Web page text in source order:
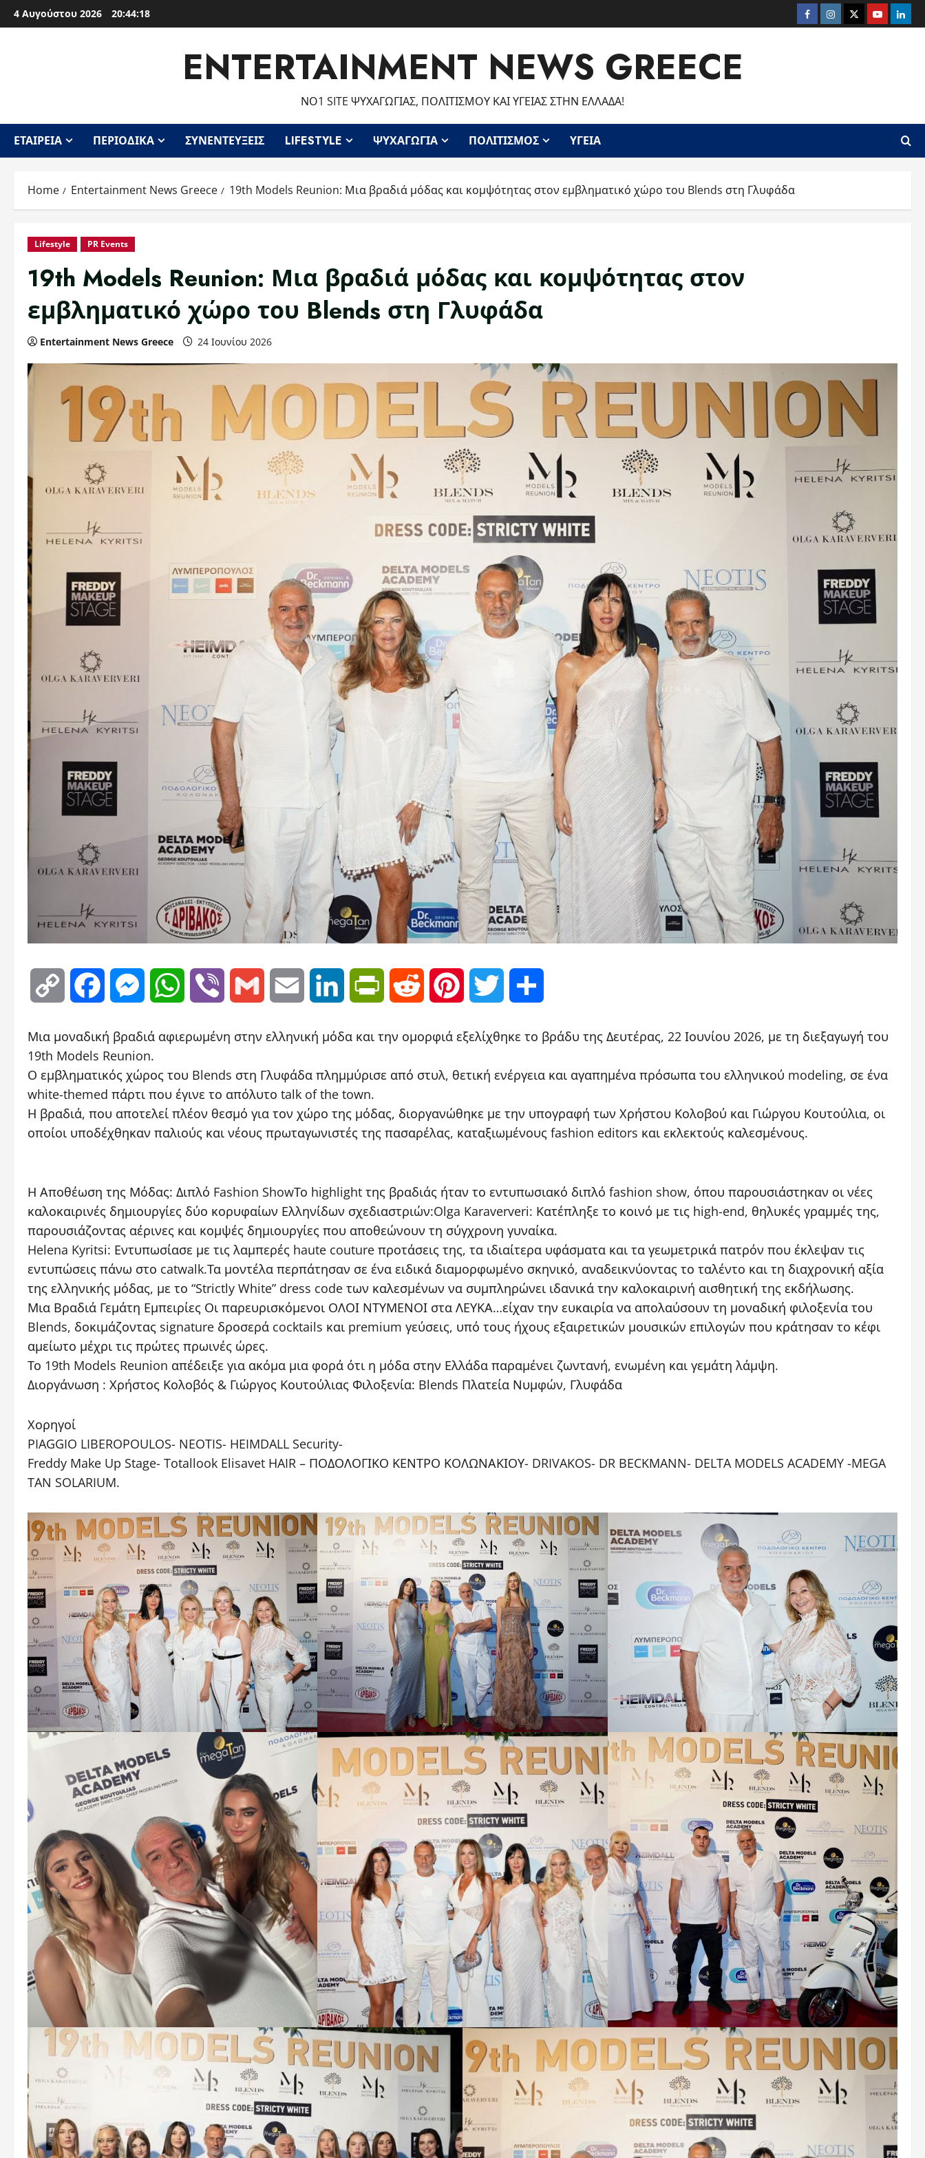
Skip
to
4 Αυγούστου 2026 20:44:20 Facebook
Instagram
TwitterYoutube
ENTERTAINMENT NEWS GREECE
ΝΟ1 SITE ΨΥΧΑΓΩΓΊΑΣ, ΠΟΛΙΤΙΣΜΟΎ ΚΑΙ ΥΓΕΊΑΣ ΣΤΗΝ ΕΛΛΆΔΑ!
ΕΤΑΙΡΕΊΑ ΠΕΡΙΟΔΙΚΆ ΣΥΝΕΝΤΕΎΞΕΙΣ LIFESTYLE ΨΥΧΑΓΩΓΊΑ ΠΟΛΙΤΙΣΜΌΣ ΥΓΕΊΑ
Home Entertainment News Greece 19th Models Reunion: Μια βραδιά μόδας και κομψότητας στον εμβληματικό χώρο του Blends στη Γλυφάδα
Lifestyle PR Events
19th Models Reunion: Μια βραδιά μόδας και κομψότητας στον
εμβληματικό χώρο του Blends στη Γλυφάδα
Entertainment News Greece 24 Ιουνίου 2026
Copy Facebook MessengerWhatsAppViber Gmail Email LinkedIn PrintFriendly
Reddit Pinterest Twitter
Μια μοναδική βραδιά αφιερωμένη στην ελληνική μόδα και την ομορφιά εξελίχθηκε το βράδυ της Δευτέρας, 22 Ιουνίου 2026, με τη διεξαγωγή του
19th Models Reunion.
Ο εμβληματικός χώρος του Blends στη Γλυφάδα πλημμύρισε από στυλ, θετική ενέργεια και αγαπημένα πρόσωπα του ελληνικού modeling, σε ένα
white-themed πάρτι που έγινε το απόλυτο talk of the town.
Η βραδιά, που αποτελεί πλέον θεσμό για τον χώρο της μόδας, διοργανώθηκε με την υπογραφή των Χρήστου Κολοβού και Γιώργου Κουτούλια, οι
οποίοι υποδέχθηκαν παλιούς και νέους πρωταγωνιστές της πασαρέλας, καταξιωμένους fashion editors και εκλεκτούς καλεσμένους.
Η Αποθέωση της Μόδας: Διπλό Fashion ShowΤο highlight της βραδιάς ήταν το εντυπωσιακό διπλό fashion show, όπου παρουσιάστηκαν οι νέες
καλοκαιρινές δημιουργίες δύο κορυφαίων Ελληνίδων σχεδιαστριών:Olga Karaververi: Κατέπληξε το κοινό με τις high-end, θηλυκές γραμμές της,
παρουσιάζοντας αέρινες και κομψές δημιουργίες που αποθεώνουν τη σύγχρονη γυναίκα.
Helena Kyritsi: Εντυπωσίασε με τις λαμπερές haute couture προτάσεις της, τα ιδιαίτερα υφάσματα και τα γεωμετρικά πατρόν που έκλεψαν τις
εντυπώσεις πάνω στο catwalk.Τα μοντέλα περπάτησαν σε ένα ειδικά διαμορφωμένο σκηνικό, αναδεικνύοντας το ταλέντο και τη διαχρονική αξία
της ελληνικής μόδας, με το “Strictly White” dress code των καλεσμένων να συμπληρώνει ιδανικά την καλοκαιρινή αισθητική της εκδήλωσης.
Μια Βραδιά Γεμάτη Εμπειρίες Οι παρευρισκόμενοι ΟΛΟΙ ΝΤΥΜΕΝΟΙ στα ΛΕΥΚΑ…είχαν την ευκαιρία να απολαύσουν τη μοναδική φιλοξενία του
Blends, δοκιμάζοντας signature δροσερά cocktails και premium γεύσεις, υπό τους ήχους εξαιρετικών μουσικών επιλογών που κράτησαν το κέφι
αμείωτο μέχρι τις πρώτες πρωινές ώρες.
Το 19th Models Reunion απέδειξε για ακόμα μια φορά ότι η μόδα στην Ελλάδα παραμένει ζωντανή, ενωμένη και γεμάτη λάμψη.
Διοργάνωση : Χρήστος Κολοβός & Γιώργος Κουτούλιας Φιλοξενία: Blends Πλατεία Νυμφών, Γλυφάδα
Χορηγοί
PIAGGIO LIBEROPOULOS- NEOTIS- HEIMDALL Security-
Freddy Make Up Stage- Totallook Elisavet HAIR – ΠΟΔΟΛΟΓΙΚΟ ΚΕΝΤΡΟ ΚΟΛΩΝΑΚΙΟΥ- DRIVAKOS- DR BECKMANN- DELTA MODELS ACADEMY -MEGA
TAN SOLARIUM.